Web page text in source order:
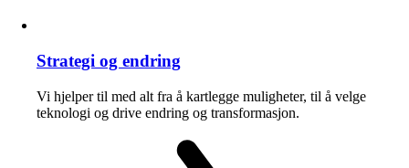
Strategi og endring
Vi hjelper til med alt fra å kartlegge muligheter, til å velge
teknologi og drive endring og transformasjon.